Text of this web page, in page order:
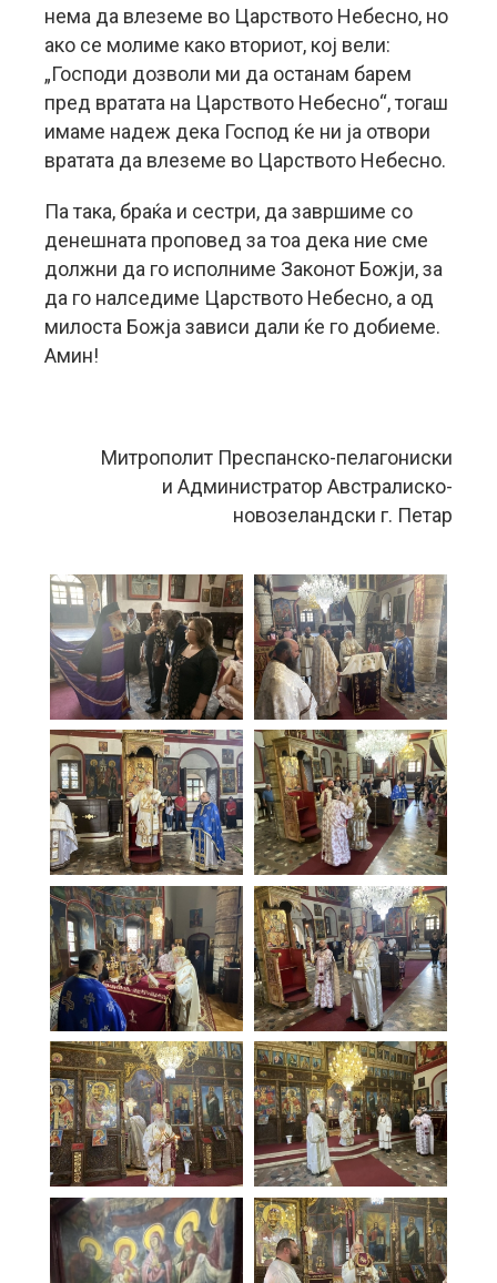
нема да влеземе во Царството Небесно, но
ако се молиме како вториот, кој вели:
„Господи дозволи ми да останам барем
пред вратата на Царството Небесно“, тогаш
имаме надеж дека Господ ќе ни ја отвори
вратата да влеземе во Царството Небесно.
Па така, браќа и сестри, да завршиме со
денешната проповед за тоа дека ние сме
должни да го исполниме Законот Божји, за
да го налседиме Царството Небесно, а од
милоста Божја зависи дали ќе го добиеме.
Амин!
Митрополит Преспанско-пелагониски
и Администратор Австралиско-
новозеландски г. Петар